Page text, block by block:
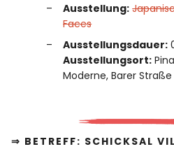
Ausstellung:
Faces
Ausstellungsdauer:
Ausstellungsort:
Moderne, Barer
⇒ BETREFF: SCHICKSAL